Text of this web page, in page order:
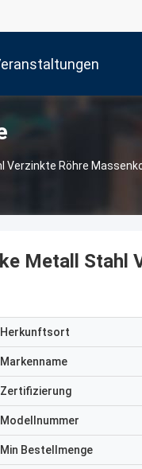
Verzinkte Röhre
Metall Stahl
Herkunftsort
Markenname
Zertifizierung
Modellnummer
Min Bestellmenge